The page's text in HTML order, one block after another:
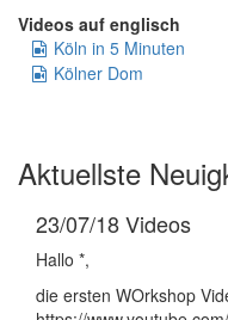
Videos auf englisch
Köln in 5 Minuten
Kölner Dom
Aktuellste
23/07/18Videos
Hallo *,
die ersten WOrkshop